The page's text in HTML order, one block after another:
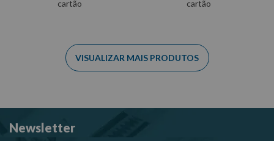
cartão
cartão
Newsletter